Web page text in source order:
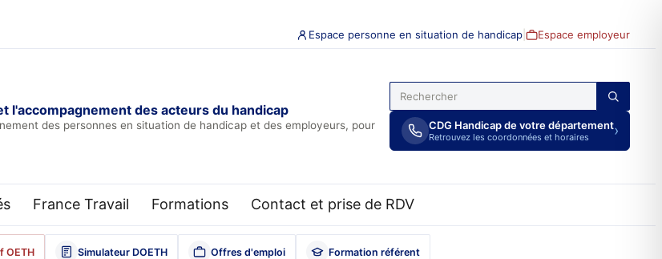
Espace personne en situation de handicap Espace employeur
l'accompagnement des acteurs du handicap
des personnes en situation de handicap et des employeurs, pour
CDG Handicap de votre département
Retrouvez les coordonnées et horaires ›
France Travail Formations Contact et prise de RDV
OETH Simulateur DOETH Offres d'emploi Formation référent